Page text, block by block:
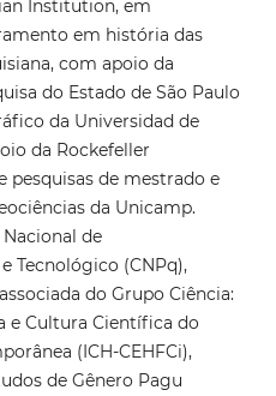
Institution, em
em história das
com apoio da
do Estado de São Paulo
da Universidad de
da Rockefeller
pesquisas de mestrado e
da Unicamp.
Nacional de
Tecnológico (CNPq),
do Grupo Ciência:
e Cultura Científica do
(ICH-CEHFCi),
de Gênero Pagu